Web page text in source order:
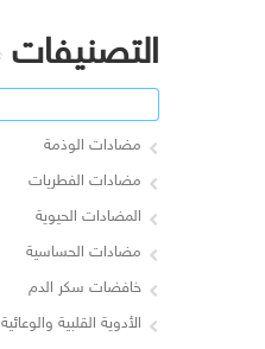
التصنيفات
مضادات الوذمة
مضادات الفطريات
المضادات الحيوية
مضادات الحساسية
خافضات سكر الدم
الأدوية القلبية والوعائية